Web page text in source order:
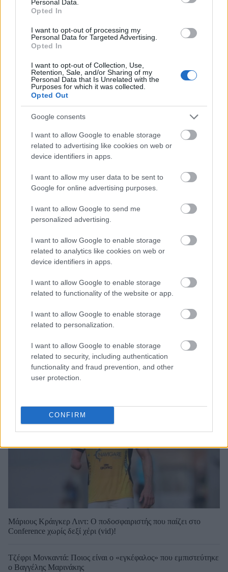
Personal Data.
Opted In
I want to opt-out of processing my
Personal Data for Targeted Advertising.
Opted In
I want to opt-out of Collection, Use,
Retention, Sale, and/or Sharing of my
Personal Data that Is Unrelated with the
Purposes for which it was collected.
Opted Out
Google consents
I want to allow Google to enable storage
related to advertising like cookies on web or
device identifiers in apps.
I want to allow my user data to be sent to
Google for online advertising purposes.
I want to allow Google to send me
personalized advertising.
I want to allow Google to enable storage
related to analytics like cookies on web or
device identifiers in apps.
I want to allow Google to enable storage
related to functionality of the website or app.
I want to allow Google to enable storage
related to personalization.
I want to allow Google to enable storage
related to security, including authentication
functionality and fraud prevention, and other
user protection.
CONFIRM
ΔΙΑΒΑΖΟΝΤΑΙ ΤΩΡΑ
συνήθως κολλημένα στη μαμά τους
Τα 6 σημεία του σπιτιού που δεν χρειάζεται να
καθαρίζεις κάθε εβδομάδα
3-3-3 rule: Ο κανόνας που θα αλλάξει τον τρόπο
που ντύνεσαι
BEST OF INTERNET
Μάριους Κράιγκερ Λιντ: Ο ποδοσφαιριστής που παίζει στο
Conference χωρίς δεξί χέρι (vid)!
Τζέφρι Μονκαντά: Ποιος είναι ο «εγκέφαλος» που εμπιστεύτηκε
ο Βαγγέλης Μαρινάκης